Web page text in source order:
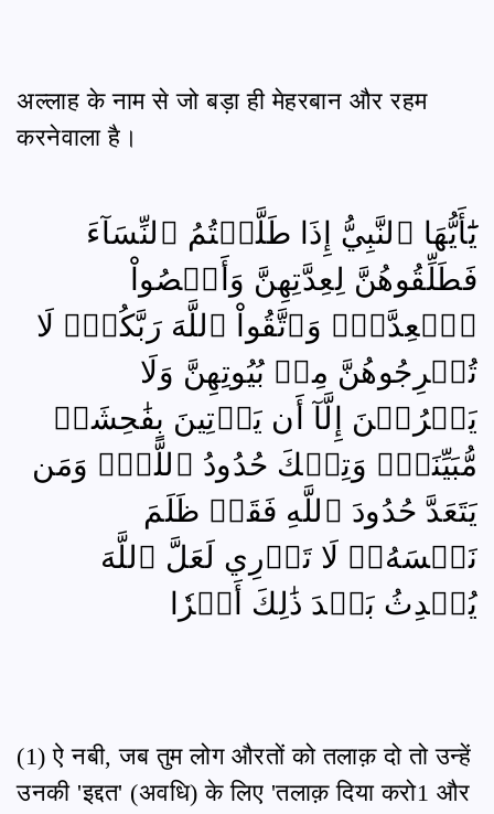
अल्लाह के नाम से जो बड़ा ही मेहरबान और रहम
करनेवाला है।
يَٰٓأَيُّهَا ٱلنَّبِيُّ إِذَا طَلَّقۡتُمُ ٱلنِّسَآءَ
فَطَلِّقُوهُنَّ لِعِدَّتِهِنَّ وَأَحۡصُواْ
ٱلۡعِدَّةَۖ وَٱتَّقُواْ ٱللَّهَ رَبَّكُمۡۖ لَا
تُخۡرِجُوهُنَّ مِنۢ بُيُوتِهِنَّ وَلَا
يَخۡرُجۡنَ إِلَّآ أَن يَأۡتِينَ بِفَٰحِشَةٖ
مُّبَيِّنَةٖۚ وَتِلۡكَ حُدُودُ ٱللَّهِۚ وَمَن
يَتَعَدَّ حُدُودَ ٱللَّهِ فَقَدۡ ظَلَمَ
نَفۡسَهُۥۚ لَا تَدۡرِي لَعَلَّ ٱللَّهَ
يُحۡدِثُ بَعۡدَ ذَٰلِكَ أَمۡرٗا
(1) ऐ नबी, जब तुम लोग औरतों को तलाक़ दो तो उन्हें
उनकी 'इद्दत' (अवधि) के लिए 'तलाक़ दिया करो1 और